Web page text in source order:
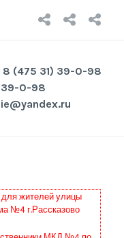
О
8 (475 31) 39-0-98
39-0-98
жителей улицы
№4 г.Рассказово